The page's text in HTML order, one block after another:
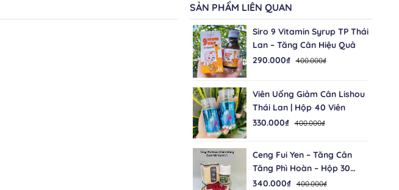
SẢN PHẨM LIÊN QUAN
Siro 9 Vitamin Syrup TP Thái
Lan – Tăng Cân Hiệu Quả
290.000₫ 400.000₫
Viên Uống Giảm Cân Lishou
Thái Lan | Hộp 40 Viên
330.000₫ 400.000₫
Ceng Fui Yen – Tăng Cân
Tăng Phì Hoàn – Hộp 30
Viên Malaysia
340.000₫ 400.000₫